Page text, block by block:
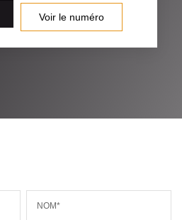
Voir le numéro
NOM*